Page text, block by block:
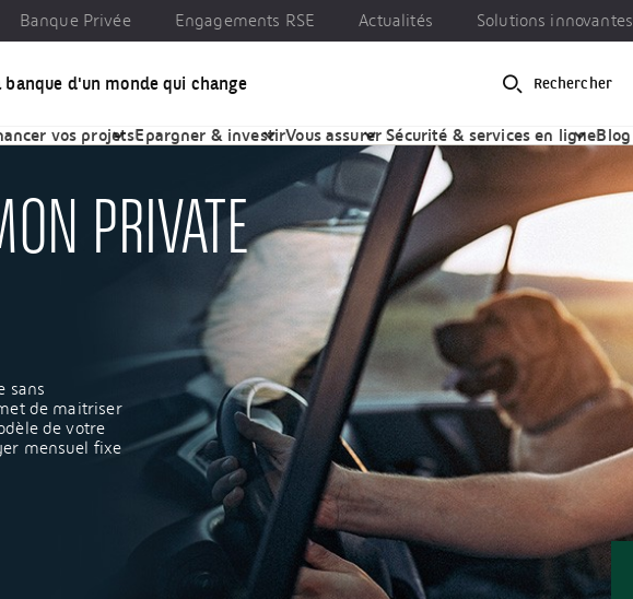
Banque Privée Engagements RSE Actualités Solutions innovantes
banque d'un monde qui change Rechercher
vos projetsEpargner & investirVous assurer Sécurité & services en ligneBlog
PRIVATE
sans
de maitriser
de votre
mensuel fixe